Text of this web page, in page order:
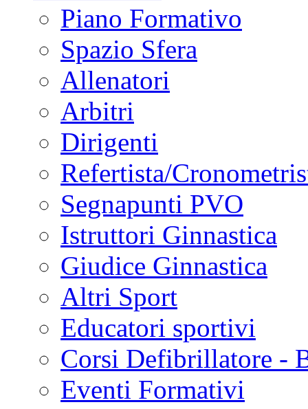
Piano Formativo
Spazio Sfera
Allenatori
Arbitri
Dirigenti
Refertista/
Segnapunti PVO
Istruttori Ginnastica
Giudice Ginnastica
Altri Sport
Educatori sportivi
Corsi Defibrillatore -
Eventi Formativi